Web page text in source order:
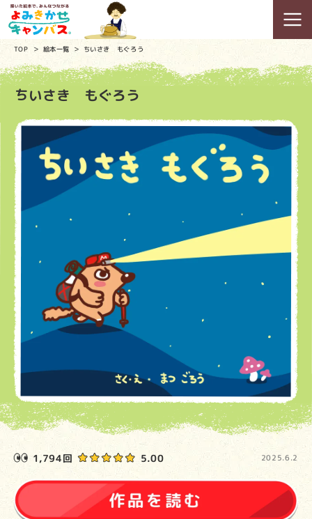
TOP 絵本一覧 ちいさき もぐろう
ちいさき もぐろう
1,794回 5.00 2025.6.2